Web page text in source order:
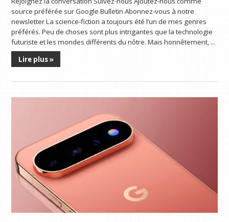
Aperçu de Made by Google 2026 : Pixel 11, Pixel Watch 5, Pixel Tag et plus
Copier le lien Facebook X Reddit E-mail Partagez cet article 0 Rejoignez la conversation
Suivez-nous Ajoutez-nous comme source préférée sur Google Bulletin Abonnez-vous à
notre newsletter L'événement Made by Google devrait avoir lieu le ...
source préférée sur Google Bulletin Abonnez-vous à notre
newsletter La science-fiction a toujours été l’un de mes genres
préférés. Peu de choses sont plus intrigantes que la technologie
futuriste et les mondes différents du nôtre. Mais honnêtement, ...
Lire plus »